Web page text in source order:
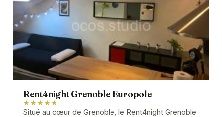
Rent4night Grenoble Europole
★★★★★
Situé au cœur de Grenoble, le Rent4night Grenoble